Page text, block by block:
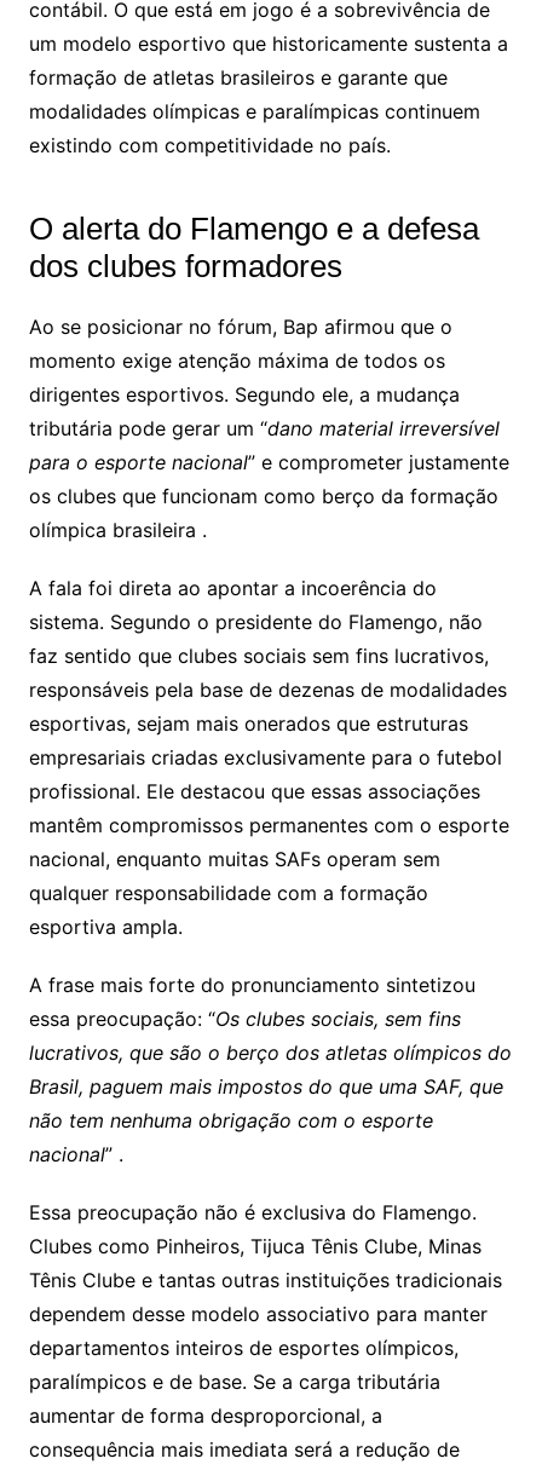
contábil. O que está em jogo é a sobrevivência de
um modelo esportivo que historicamente sustenta a
formação de atletas brasileiros e garante que
modalidades olímpicas e paralímpicas continuem
existindo com competitividade no país.
O alerta do Flamengo e a defesa
dos clubes formadores
Ao se posicionar no fórum, Bap afirmou que o
momento exige atenção máxima de todos os
dirigentes esportivos. Segundo ele, a mudança
tributária pode gerar um “dano material irreversível
para o esporte nacional” e comprometer justamente
os clubes que funcionam como berço da formação
olímpica brasileira .
A fala foi direta ao apontar a incoerência do
sistema. Segundo o presidente do Flamengo, não
faz sentido que clubes sociais sem fins lucrativos,
responsáveis pela base de dezenas de modalidades
esportivas, sejam mais onerados que estruturas
empresariais criadas exclusivamente para o futebol
profissional. Ele destacou que essas associações
mantêm compromissos permanentes com o esporte
nacional, enquanto muitas SAFs operam sem
qualquer responsabilidade com a formação
esportiva ampla.
A frase mais forte do pronunciamento sintetizou
essa preocupação: “Os clubes sociais, sem fins
lucrativos, que são o berço dos atletas olímpicos do
Brasil, paguem mais impostos do que uma SAF, que
não tem nenhuma obrigação com o esporte
nacional” .
Essa preocupação não é exclusiva do Flamengo.
Clubes como Pinheiros, Tijuca Tênis Clube, Minas
Tênis Clube e tantas outras instituições tradicionais
dependem desse modelo associativo para manter
departamentos inteiros de esportes olímpicos,
paralímpicos e de base. Se a carga tributária
aumentar de forma desproporcional, a
consequência mais imediata será a redução de